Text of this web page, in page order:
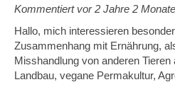
Kommentiert vor2 Jahre 2
Hallo, mich interessieren
Zusammenhang mit Ernährung,
Misshandlung von anderen
Landbau, vegane Permakultur,